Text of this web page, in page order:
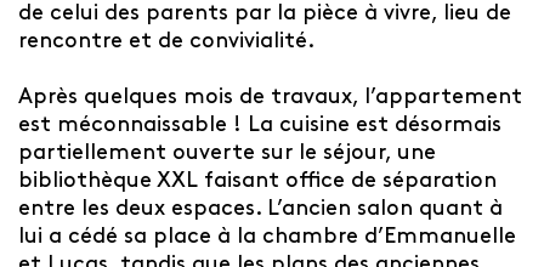
de celui des parents par la pièce à vivre, lieu de
rencontre et de convivialité.
Après quelques mois de travaux, l’appartement
est méconnaissable ! La cuisine est désormais
partiellement ouverte sur le séjour, une
bibliothèque XXL faisant office de séparation
entre les deux espaces. L’ancien salon quant à
lui a cédé sa place à la chambre d’Emmanuelle